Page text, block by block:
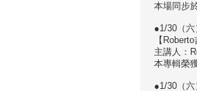
本場同步
●1/30（
【
主講人：
本專輯榮
●1/30（